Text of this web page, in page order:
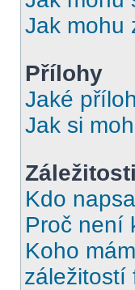
Jak mohu
Přílohy
Jaké
Jak si
Kdo
Proč není
Koho
záležitostí